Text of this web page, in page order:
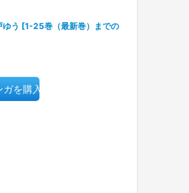
う [1-25巻（最新巻）までの
ガを購入